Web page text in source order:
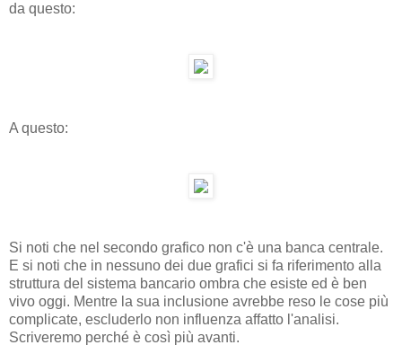
da questo:
A questo:
Si noti che nel secondo grafico non c'è una banca centrale.
E si noti che in nessuno dei due grafici si fa riferimento alla
struttura del sistema bancario ombra che esiste ed è ben
vivo oggi. Mentre la sua inclusione avrebbe reso le cose più
complicate, escluderlo non influenza affatto l'analisi.
Scriveremo perché è così più avanti.